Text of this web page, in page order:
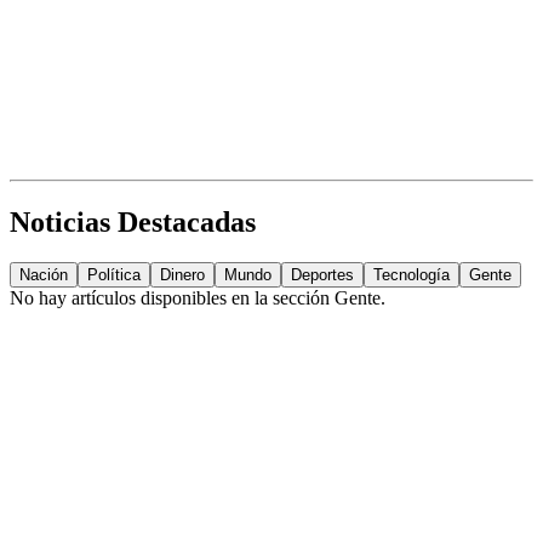
Noticias Destacadas
Nación Política Dinero Mundo Deportes Tecnología Gente
No hay artículos disponibles en la sección Gente.